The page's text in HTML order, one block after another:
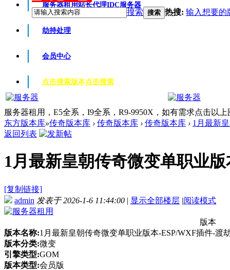
服务器租用站长代理IDC服务器
劫持处理
会员中心
点击搜索版本点击搜索
搜索 搜索 热搜: 输入想要的
服务器租用，E5全系，I9全系，R9-9950X，如有需求点击以
东方版本库»传奇版本库 › 传奇版本库 › 传奇版本库 › 1月最新
返回列表
1月最新皇朝传奇微变单职业
[复制链接]
admin 发表于 2026-1-6 11:44:00 | 显示全部楼层 |阅读模式
版本
版本名称:1月最新皇朝传奇微变单职业版本-ESP/WXF插件-
版本分类:微变
引擎类型:GOM
版本类型:会员版